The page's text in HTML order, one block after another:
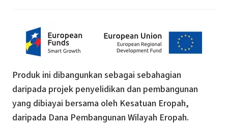
Produk ini dibangunkan sebagai sebahagian
daripada projek penyelidikan dan pembangunan
yang dibiayai bersama oleh Kesatuan Eropah,
daripada Dana Pembangunan Wilayah Eropah.